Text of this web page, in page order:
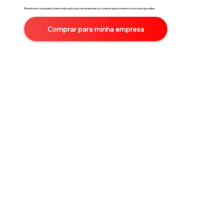
Receba um orçamento personalizado para sua empresa ou compre agora mesmo na nossa loja online.
Comprar para minha empresa